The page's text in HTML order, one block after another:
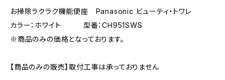
お掃除ラクラク機能便座 Panasonic ビューティ・トワレ
カラー：ホワイト 型番：CH951SWS
※商品のみの価格となっております。
【商品のみの販売】取付工事は承っておりません